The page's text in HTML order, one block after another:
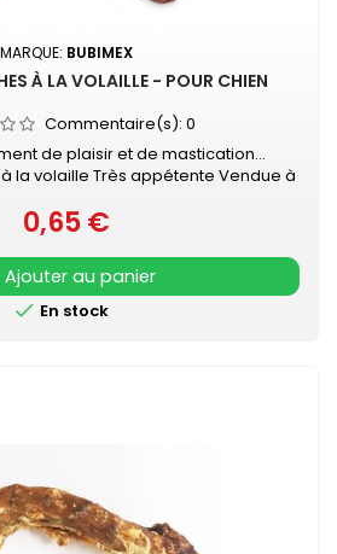
MARQUE: BUBIMEX
À LA VOLAILLE - POUR CHIEN
Commentaire(s): 0
de plaisir et de mastication...
la volaille Très appétente Vendue à
Prix
0,65 €
Ajouter au panier
 En stock